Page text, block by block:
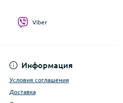
Информация
Условия соглашения
Доставка
Viber